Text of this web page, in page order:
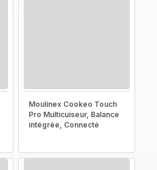
Moulinex Cookeo Touch
Pro Multicuiseur, Balance
intégrée, Connecté